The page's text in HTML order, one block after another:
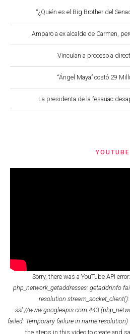
“¿Quién es el Big Brother del
Amparo a ex alcalde de Carmen,
Vinculan a proceso a
“Ángel Maya” costó 29
La presidenta de la fesauac
YOUTUBE
Sorry, there was a YouTube API error:
php_network_getaddresses: getaddrinfo
resolution
ssl://www.googleapis.com:443
failed: Temporary failure in name resolution)
the steps in this videoto create and